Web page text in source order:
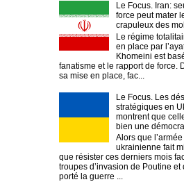
Le Focus. Iran:
force peut mater
crapuleux des
Le régime
en place par
Khomeini est
fanatisme et le rapport de force.
sa mise en place, fac...
Le Focus. Les
stratégiques en
montrent que
bien une
Alors que l’armée
ukrainienne fait
que résister ces derniers mois
troupes d’invasion de Poutine et
porté la guerre ...